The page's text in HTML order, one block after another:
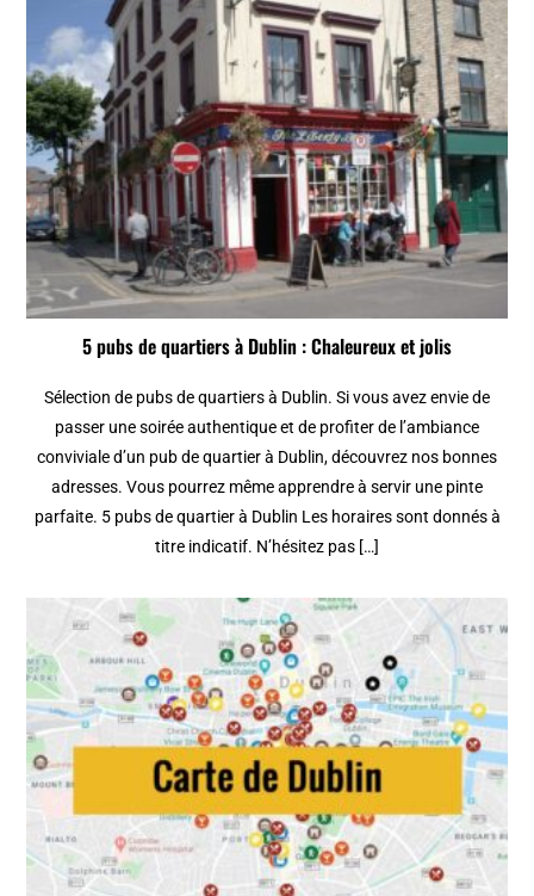
5 pubs de quartiers à Dublin : Chaleureux et jolis
Sélection de pubs de quartiers à Dublin. Si vous avez envie de
passer une soirée authentique et de profiter de l’ambiance
conviviale d’un pub de quartier à Dublin, découvrez nos bonnes
adresses. Vous pourrez même apprendre à servir une pinte
parfaite. 5 pubs de quartier à Dublin Les horaires sont donnés à
titre indicatif. N’hésitez pas […]